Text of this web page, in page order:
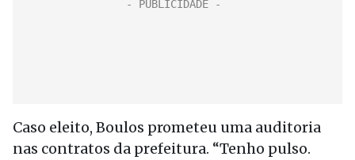
Caso eleito, Boulos prometeu uma auditoria
nas contratos da prefeitura. “Tenho pulso.